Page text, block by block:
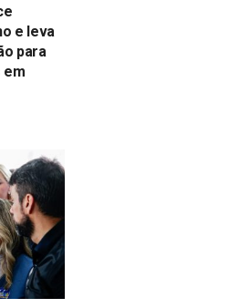
e leva
para
em